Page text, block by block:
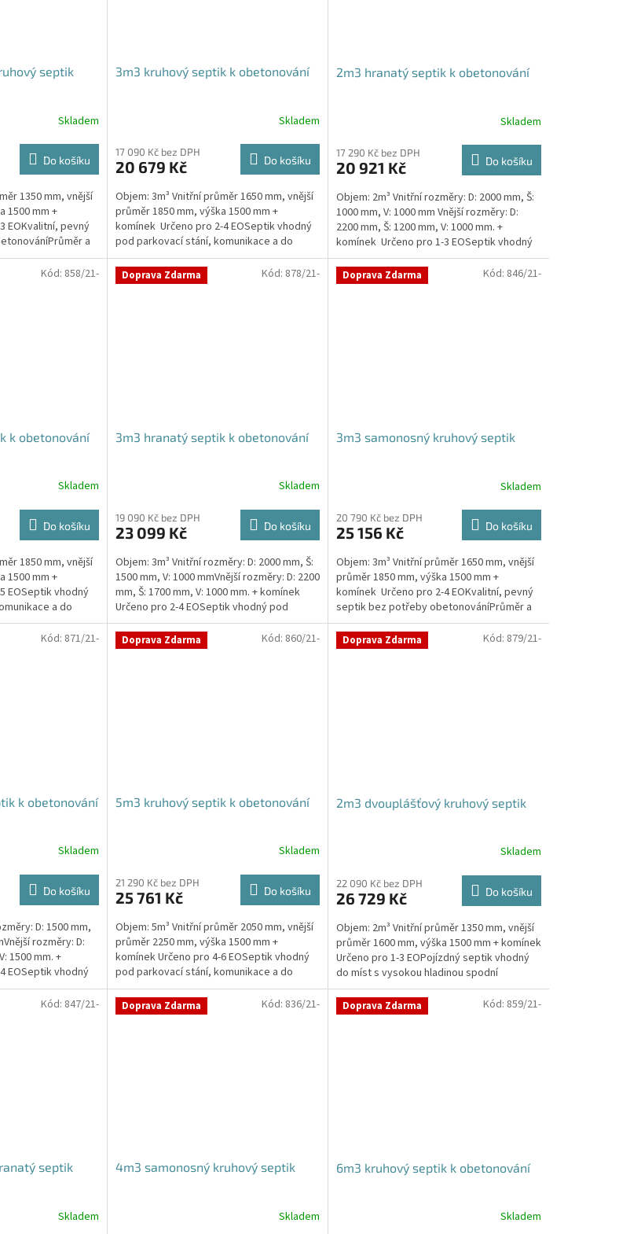
septik
Skladem
Do košíku
1350 mm, vnější
1500 mm +
EOKvalitní, pevný
a
3m3 kruhový septik k obetonování
produktu
je
z
5
hvězdiček.
Skladem
17 090 Kč bez DPH
20 679 Kč Do košíku
Objem: 3m³ Vnitřní průměr 1650 mm, vnější
průměr 1850 mm, výška 1500 mm +
komínek Určeno pro 2-4 EOSeptik vhodný
pod parkovací stání, komunikace a do
jílovité...
2m3 hranatý septik k obetonování
produktu
je
z
5
hvězdiček.
Skladem
17 290 Kč bez DPH
20 921 Kč Do košíku
Objem: 2m³ Vnitřní rozměry: D: 2000 mm, Š:
1000 mm, V: 1000 mm Vnější rozměry: D:
2200 mm, Š: 1200 mm, V: 1000 mm. +
komínek Určeno pro 1-3 EOSeptik vhodný
pod parkovací...
k obetonování
Skladem
Do košíku
1850 mm, vnější
1500 mm +
EOSeptik vhodný
a do
Kód: 858/21- Doprava Zdarma
3m3 hranatý septik k obetonování
Skladem
19 090 Kč bez DPH
23 099 Kč Do košíku
Objem: 3m³ Vnitřní rozměry: D: 2000 mm, Š:
1500 mm, V: 1000 mmVnější rozměry: D: 2200
mm, Š: 1700 mm, V: 1000 mm. + komínek
Určeno pro 2-4 EOSeptik vhodný pod
parkovací stání,...
Kód: 878/21- Doprava Zdarma
3m3 samonosný kruhový septik
Skladem
20 790 Kč bez DPH
25 156 Kč Do košíku
Objem: 3m³ Vnitřní průměr 1650 mm, vnější
průměr 1850 mm, výška 1500 mm +
komínek Určeno pro 2-4 EOKvalitní, pevný
septik bez potřeby obetonováníPrůměr a
pozici přítoku a...
Kód: 846/21-
k obetonování
Skladem
Do košíku
D: 1500 mm,
rozměry: D:
1500 mm. +
EOSeptik vhodný
Kód: 871/21- Doprava Zdarma
5m3 kruhový septik k obetonování
Skladem
21 290 Kč bez DPH
25 761 Kč Do košíku
Objem: 5m³ Vnitřní průměr 2050 mm, vnější
průměr 2250 mm, výška 1500 mm +
komínek Určeno pro 4-6 EOSeptik vhodný
pod parkovací stání, komunikace a do
jílovité zeminyPrůměr...
Kód: 860/21- Doprava Zdarma
2m3 dvouplášťový kruhový septik
Skladem
22 090 Kč bez DPH
26 729 Kč Do košíku
Objem: 2m³ Vnitřní průměr 1350 mm, vnější
průměr 1600 mm, výška 1500 mm + komínek
Určeno pro 1-3 EOPojízdný septik vhodný
do míst s vysokou hladinou spodní
vodyPrůměr a pozici...
Kód: 879/21-
septik
Skladem
Kód: 847/21- Doprava Zdarma
4m3 samonosný kruhový septik
Skladem
Kód: 836/21- Doprava Zdarma
6m3 kruhový septik k obetonování
Skladem
Kód: 859/21-